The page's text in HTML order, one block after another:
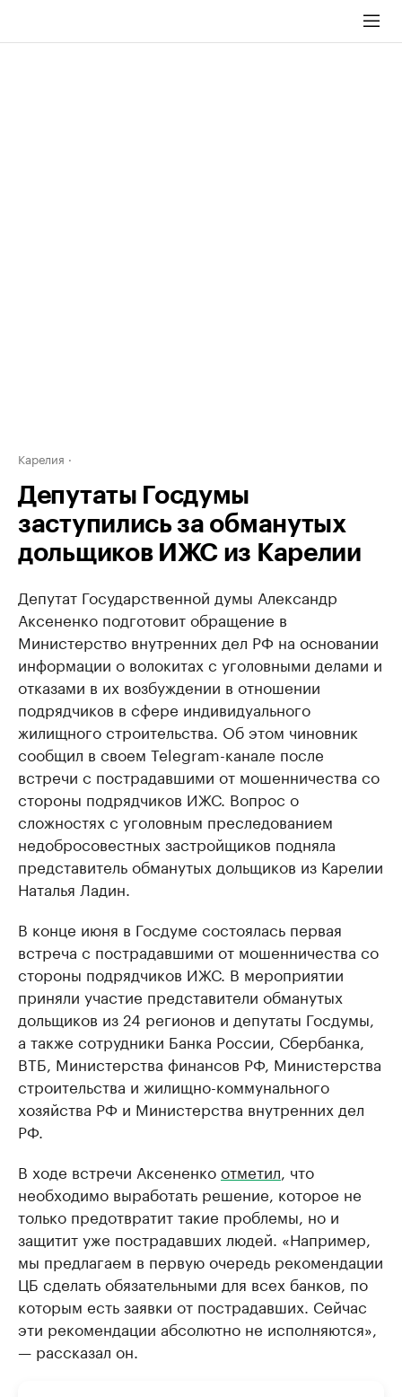
Карелия
Депутаты Госдумы
заступились за обманутых
дольщиков ИЖС из Карелии
Депутат Государственной думы Александр
Аксененко подготовит обращение в
Министерство внутренних дел РФ на основании
информации о волокитах с уголовными делами и
отказами в их возбуждении в отношении
подрядчиков в сфере индивидуального
жилищного строительства. Об этом чиновник
сообщил в своем Telegram-канале после
встречи с пострадавшими от мошенничества со
стороны подрядчиков ИЖС. Вопрос о
сложностях с уголовным преследованием
недобросовестных застройщиков подняла
представитель обманутых дольщиков из Карелии
Наталья Ладин.
В конце июня в Госдуме состоялась первая
встреча с пострадавшими от мошенничества со
стороны подрядчиков ИЖС. В мероприятии
приняли участие представители обманутых
дольщиков из 24 регионов и депутаты Госдумы,
а также сотрудники Банка России, Сбербанка,
ВТБ, Министерства финансов РФ, Министерства
строительства и жилищно-коммунального
хозяйства РФ и Министерства внутренних дел
РФ.
В ходе встречи Аксененкоотметил , что
необходимо выработать решение, которое не
только предотвратит такие проблемы, но и
защитит уже пострадавших людей. «Например,
мы предлагаем в первую очередь рекомендации
ЦБ сделать обязательными для всех банков, по
которым есть заявки от пострадавших. Сейчас
эти рекомендации абсолютно не исполняются»,
— рассказал он.